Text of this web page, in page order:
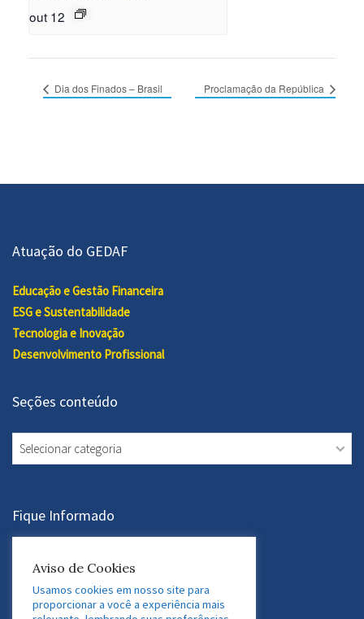
out 12
Dia dos Finados – Brasil Proclamação da República
Atuação do GEDAF
Educação e Gestão Financeira
ESG e Sustentabilidade
Tecnologia e Inovação
Desenvolvimento Profissional
Seções conteúdo
Seções
conteúdo
Fique Informado
Assine a Newsletter
Aviso de Cookies
Usamos cookies em nosso site para
proporcionar a você a experiência mais